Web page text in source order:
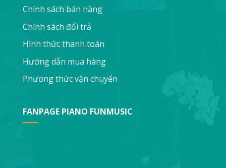
Chính sách bán hàng
Chính sách đổi trả
Hình thức thanh toán
Hướng dẫn mua hàng
Phương thức vận chuyển
FANPAGE PIANO FUNMUSIC